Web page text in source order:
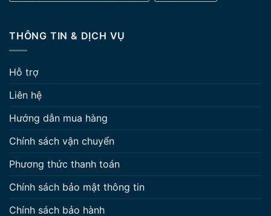
THÔNG TIN & DỊCH VỤ
Hỗ trợ
Liên hệ
Hướng dẫn mua hàng
Chính sách vận chuyển
Phương thức thanh toán
Chính sách bảo mật thông tin
Chính sách bảo hành